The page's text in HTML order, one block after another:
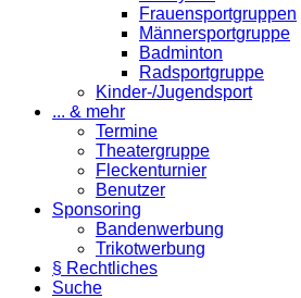
Frauensportgruppen
Männersportgruppe
Badminton
Radsportgruppe
Kinder-/Jugendsport
... & mehr
Termine
Theatergruppe
Fleckenturnier
Benutzer
Sponsoring
Bandenwerbung
Trikotwerbung
§ Rechtliches
Suche